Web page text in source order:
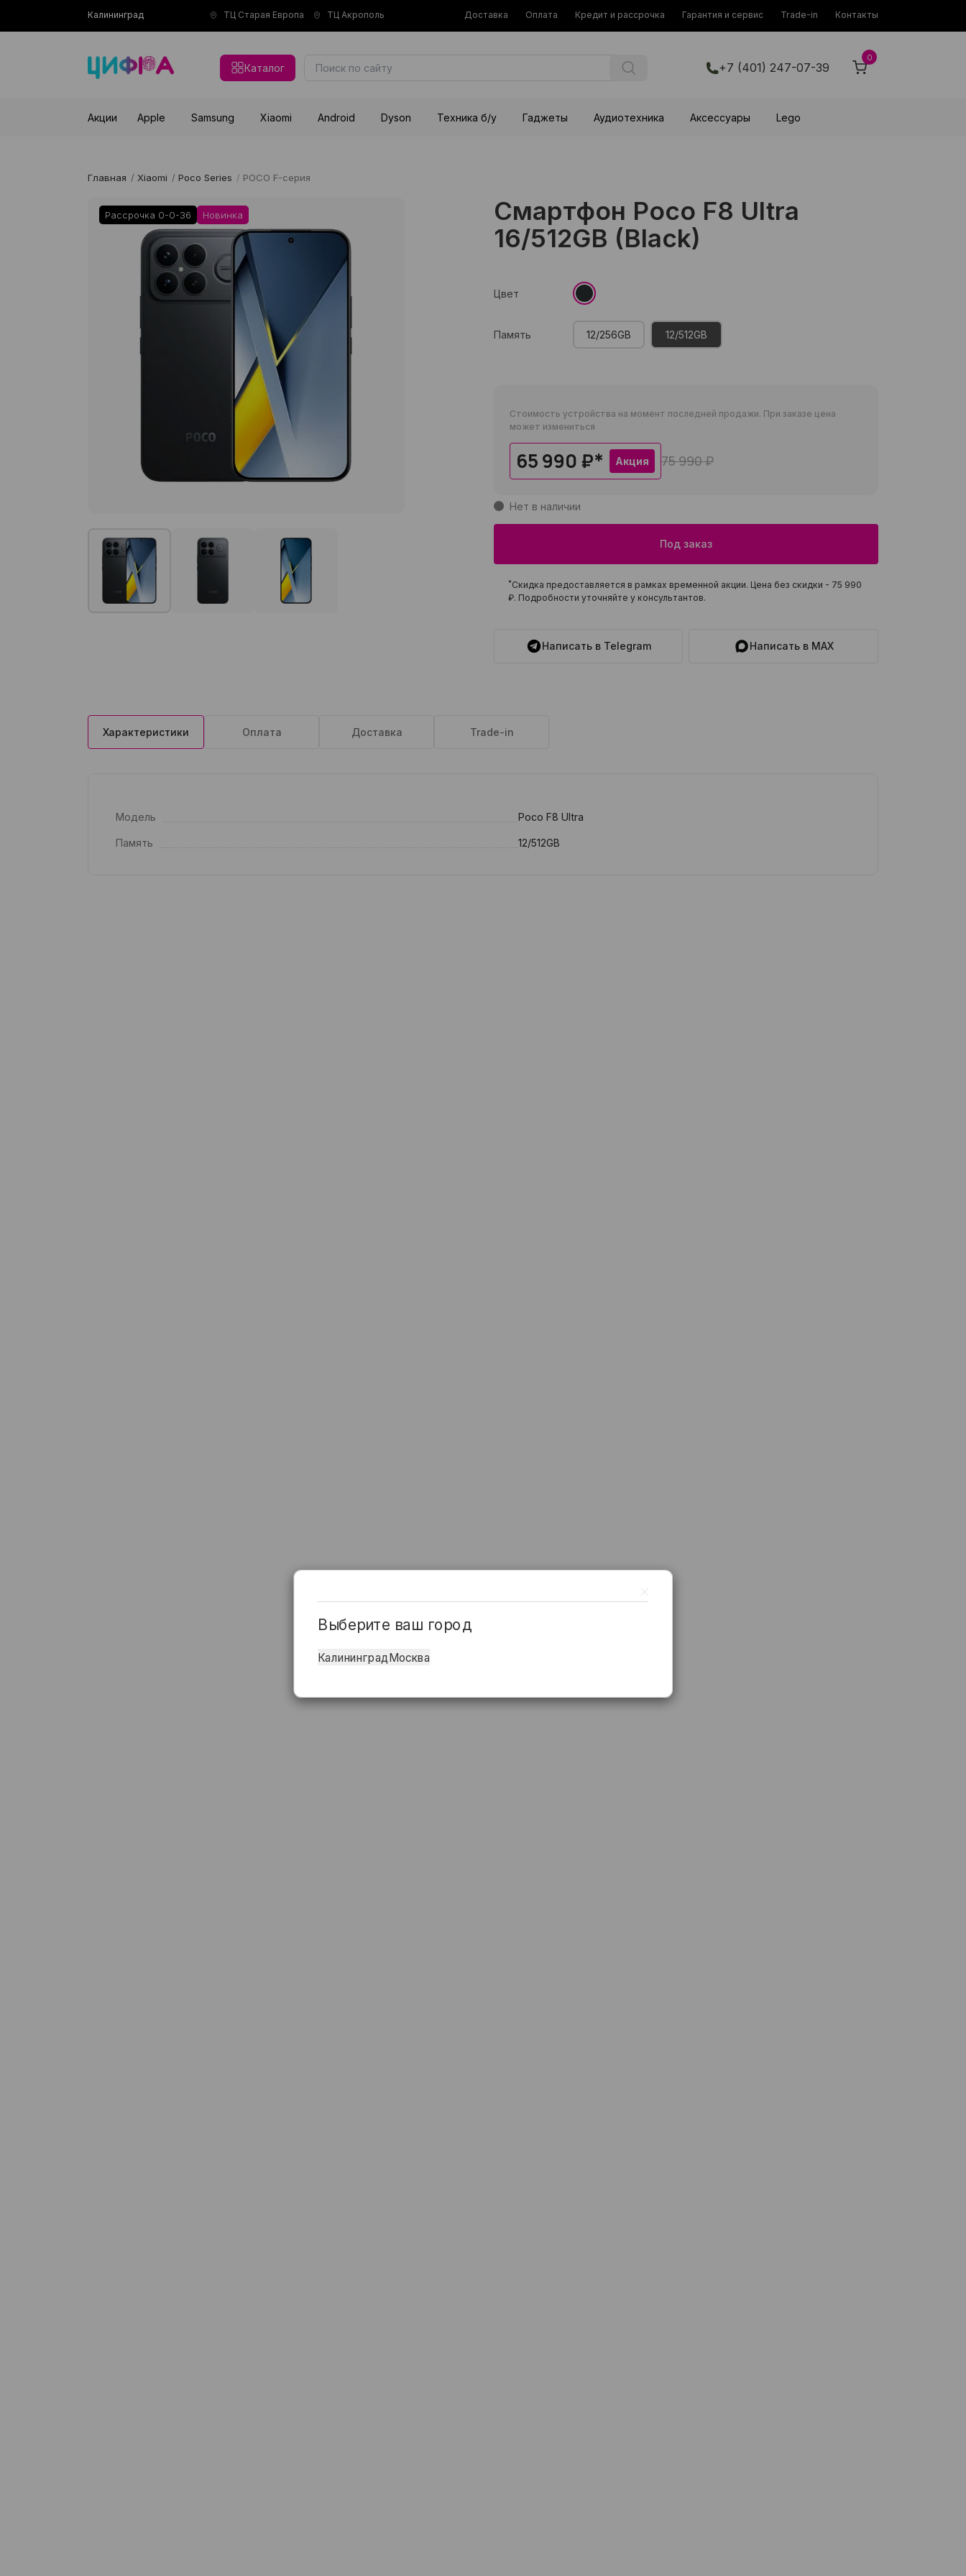
Калининград ТЦ Старая Европа ТЦ Акрополь Доставка Оплата Кредит и рассрочка Гарантия и сервис Trade-in Контакты
Каталог +7 (401) 247-07-39
0
Акции Apple Samsung Xiaomi Android Dyson Техника б/у Гаджеты Аудиотехника Аксессуары Lego
Главная / Xiaomi / Poco Series / POCO F-серия
Рассрочка 0-0-36 Новинка
Смартфон Poco F8 Ultra
16/512GB (Black)
Цвет
Память 12/256GB 12/512GB
Стоимость устройства на момент последней продажи. При заказе цена
может измениться
65 990 ₽* Акция 75 990 ₽
Нет в наличии
Под заказ
*Скидка предоставляется в рамках временной акции. Цена без скидки - 75 990
₽. Подробности уточняйте у консультантов.
Написать в Telegram Написать в MAX
Характеристики Оплата Доставка Trade-in
Модель Poco F8 Ultra
Память 12/512GB
Выберите ваш город
КалининградМосква